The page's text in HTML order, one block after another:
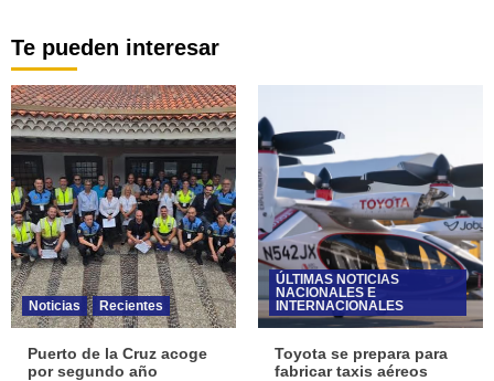
Te pueden interesar
Noticias Recientes
Puerto de la Cruz acoge
por segundo año
ÚLTIMAS NOTICIAS
NACIONALES E
INTERNACIONALES
Toyota se prepara para
fabricar taxis aéreos